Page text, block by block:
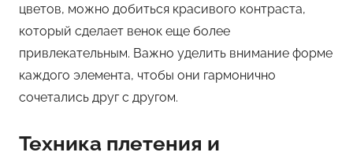
цветов, можно добиться красивого контраста,
который сделает венок еще более
привлекательным. Важно уделить внимание форме
каждого элемента, чтобы они гармонично
сочетались друг с другом.
Техника плетения и